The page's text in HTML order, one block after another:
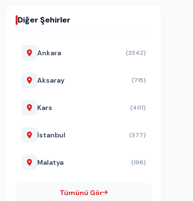
Diğer Şehirler
Ankara (2342)
Aksaray (715)
Kars (401)
İstanbul (377)
Malatya (196)
Tümünü Gör